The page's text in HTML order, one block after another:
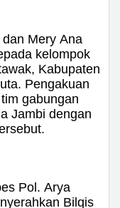
Mery Ana
kelompok
Kabupaten
Pengakuan
gabungan
Jambi dengan
Pol. Arya
Bilqis